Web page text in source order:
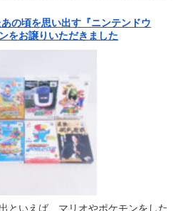
の頃を思い出す『ニンテンドウ
をお譲りいただきました
といえば、マリオやポケモンをした